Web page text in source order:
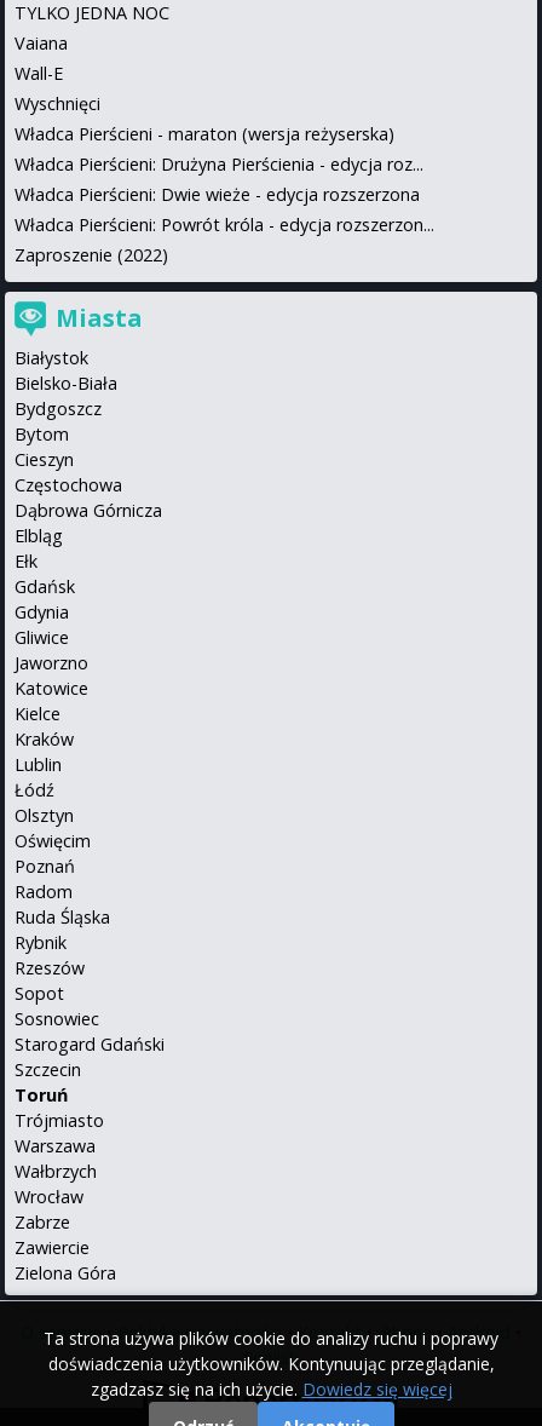
Ta strona używa plików cookie do analizy ruchu i poprawy
doświadczenia użytkowników. Kontynuując przeglądanie,
zgadzasz się na ich użycie. Dowiedz się więcej
TYLKO JEDNA NOC
Vaiana
Wall-E
Wyschnięci
Władca Pierścieni - maraton (wersja reżyserska)
Władca Pierścieni: Drużyna Pierścienia - edycja roz...
Władca Pierścieni: Dwie wieże - edycja rozszerzona
Władca Pierścieni: Powrót króla - edycja rozszerzon...
Zaproszenie (2022)
Miasta
Białystok
Bielsko-Biała
Bydgoszcz
Bytom
Cieszyn
Częstochowa
Dąbrowa Górnicza
Elbląg
Ełk
Gdańsk
Gdynia
Gliwice
Jaworzno
Katowice
Kielce
Kraków
Lublin
Łódź
Olsztyn
Oświęcim
Poznań
Radom
Ruda Śląska
Rybnik
Rzeszów
Sopot
Sosnowiec
Starogard Gdański
Szczecin
Toruń
Trójmiasto
Warszawa
Wałbrzych
Wrocław
Zabrze
Zawiercie
Zielona Góra
O serwisie•Polityka prywatności•Kontakt•iPhone•Android
English